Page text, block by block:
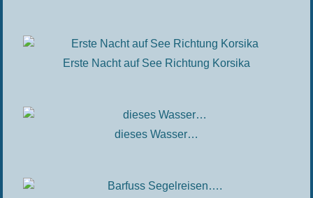
Erste Nacht auf See Richtung Korsika
dieses Wasser…